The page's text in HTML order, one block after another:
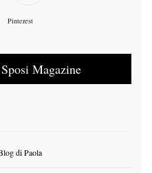
Pinterest
Magazine
di Paola